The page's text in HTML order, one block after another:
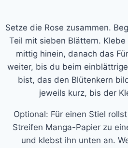
Setze die Rose zusammen.
Teil mit sieben Blättern.
mittig hinein, danach das
weiter, bis du beim
bist, das den Blütenkern
jeweils kurz, bis der
Optional: Für einen Stiel
Streifen Manga-Papier zu
und klebst ihn unten an.